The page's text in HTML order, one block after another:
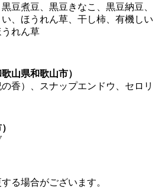
豆煮豆、黒豆きなこ、黒豆納豆、
、ほうれん草、干し柿、有機しい
れん草
山県和歌山市）
香）、スナップエンドウ、セロリ
る場合がございます。